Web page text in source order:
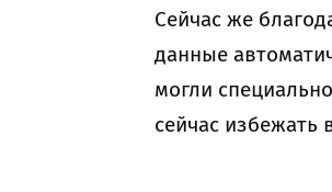
Сейчас же
данные
могли
сейчас избежать